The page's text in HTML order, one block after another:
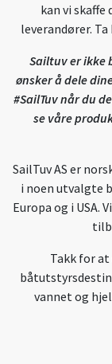
kan vi
leverandører.
Sailtuv er ikke
ønsker å dele
#SailTuv når du
se våre
SailTuv AS er
i noen utvalgte
Europa og i USA.
Takk for at
vannet og